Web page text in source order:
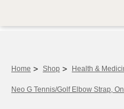
Home > Shop > Health &
Neo G Tennis/Golf Elbow Strap,